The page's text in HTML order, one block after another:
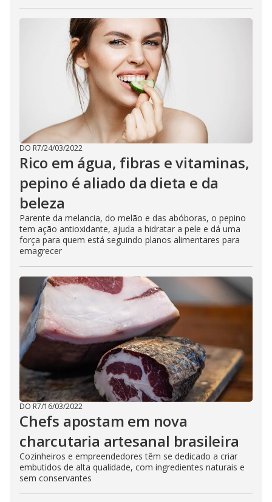
DO R7/24/03/2022
Rico em água, fibras e vitaminas,
pepino é aliado da dieta e da
beleza
Parente da melancia, do melão e das abóboras, o pepino
tem ação antioxidante, ajuda a hidratar a pele e dá uma
força para quem está seguindo planos alimentares para
emagrecer
DO R7/16/03/2022
Chefs apostam em nova
charcutaria artesanal brasileira
Cozinheiros e empreendedores têm se dedicado a criar
embutidos de alta qualidade, com ingredientes naturais e
sem conservantes